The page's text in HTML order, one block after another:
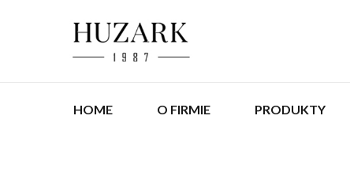
HOME O FIRMIE PRODUKTY